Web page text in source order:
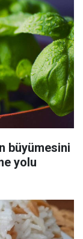
büyümesini
yolu